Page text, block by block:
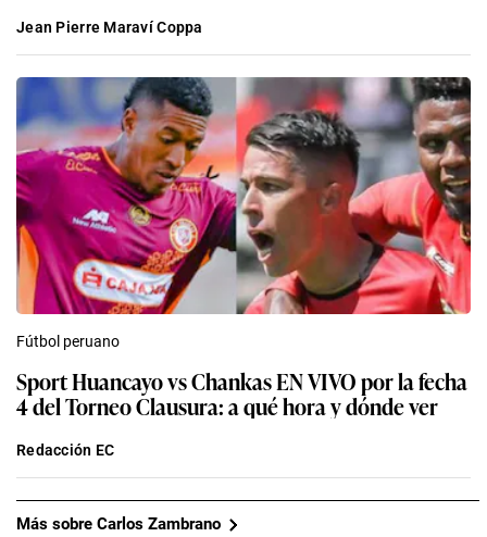
Jean Pierre Maraví Coppa
Fútbol peruano
Sport Huancayo vs Chankas EN VIVO por la fecha
4 del Torneo Clausura: a qué hora y dónde ver
Redacción EC
Más sobre Carlos Zambrano